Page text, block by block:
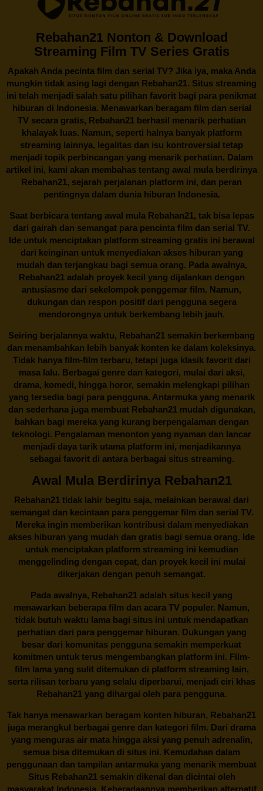
Rebahan21 Nonton & Download
Streaming Film TV Series Gratis
Apakah Anda pecinta film dan serial TV? Jika iya, maka Anda
mungkin tidak asing lagi dengan Rebahan21. Situs streaming
ini telah menjadi salah satu pilihan favorit bagi para penikmat
hiburan di Indonesia. Menawarkan beragam film dan serial
TV secara gratis, Rebahan21berhasil menarik perhatian
khalayak luas. Namun, seperti halnya banyak platform
streaming lainnya, legalitas dan isu kontroversial tetap
menjadi topik perbincangan yang menarik perhatian. Dalam
artikel ini, kami akan membahas tentang awal mula berdirinya
Rebahan21, sejarah perjalanan platform ini, dan peran
pentingnya dalam dunia hiburan Indonesia.
Saat berbicara tentang awal mula Rebahan21, tak bisa lepas
dari gairah dan semangat para pencinta film dan serial TV.
Ide untuk menciptakan platform streaming gratis ini berawal
dari keinginan untuk menyediakan akses hiburan yang
mudah dan terjangkau bagi semua orang. Pada awalnya,
Rebahan21 adalah proyek kecil yang dijalankan dengan
antusiasme dari sekelompok penggemar film. Namun,
dukungan dan respon positif dari pengguna segera
mendorongnya untuk berkembang lebih jauh.
Seiring berjalannya waktu, Rebahan21 semakin berkembang
dan menambahkan lebih banyak konten ke dalam koleksinya.
Tidak hanya film-film terbaru, tetapi juga klasik favorit dari
masa lalu. Berbagai genre dan kategori, mulai dari aksi,
drama, komedi, hingga horor, semakin melengkapi pilihan
yang tersedia bagi para pengguna. Antarmuka yang menarik
dan sederhana juga membuatRebahan21mudah digunakan,
bahkan bagi mereka yang kurang berpengalaman dengan
teknologi. Pengalaman menonton yang nyaman dan lancar
menjadi daya tarik utama platform ini, menjadikannya
sebagai favorit di antara berbagai situs streaming.
Awal Mula Berdirinya Rebahan21
Rebahan21 tidak lahir begitu saja, melainkan berawal dari
semangat dan kecintaan para penggemar film dan serial TV.
Mereka ingin memberikan kontribusi dalam menyediakan
akses hiburan yang mudah dan gratis bagi semua orang. Ide
untuk menciptakan platform streaming ini kemudian
menggelinding dengan cepat, dan proyek kecil ini mulai
dikerjakan dengan penuh semangat.
Pada awalnya, Rebahan21 adalah situs kecil yang
menawarkan beberapa film dan acara TV populer. Namun,
tidak butuh waktu lama bagi situs ini untuk mendapatkan
perhatian dari para penggemar hiburan. Dukungan yang
besar dari komunitas pengguna semakin memperkuat
komitmen untuk terus mengembangkan platform ini. Film-
film lama yang sulit ditemukan di platform streaming lain,
serta rilisan terbaru yang selalu diperbarui, menjadi ciri khas
Rebahan21 yang dihargai oleh para pengguna.
Tak hanya menawarkan beragam konten hiburan, Rebahan21
juga merangkul berbagai genre dan kategori film. Dari drama
yang menguras air mata hingga aksi yang penuh adrenalin,
semua bisa ditemukan di situs ini. Kemudahan dalam
penggunaan dan tampilan antarmuka yang menarik membuat
Situs Rebahan21semakin dikenal dan dicintai oleh
masyarakat Indonesia. Keberadaannya memberikan alternatif